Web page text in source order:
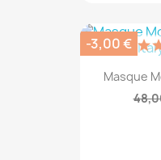
Masque
-3,00 €